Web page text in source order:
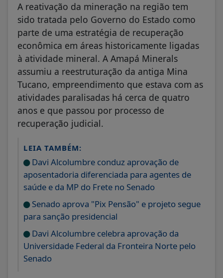
A reativação da mineração na região tem
sido tratada pelo Governo do Estado como
parte de uma estratégia de recuperação
econômica em áreas historicamente ligadas
à atividade mineral. A Amapá Minerals
assumiu a reestruturação da antiga Mina
Tucano, empreendimento que estava com as
atividades paralisadas há cerca de quatro
anos e que passou por processo de
recuperação judicial.
LEIA TAMBÉM:
Davi Alcolumbre conduz aprovação de
aposentadoria diferenciada para agentes de
saúde e da MP do Frete no Senado
Senado aprova "Pix Pensão" e projeto segue
para sanção presidencial
Davi Alcolumbre celebra aprovação da
Universidade Federal da Fronteira Norte pelo
Senado